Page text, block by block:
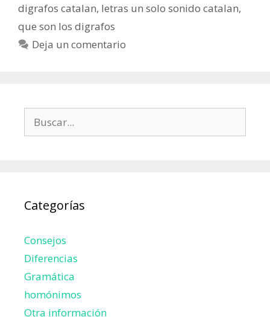
digrafos catalan, letras un solo sonido catalan,
que son los digrafos
Deja un comentario
Categorías
Consejos
Diferencias
Gramática
homónimos
Otra información